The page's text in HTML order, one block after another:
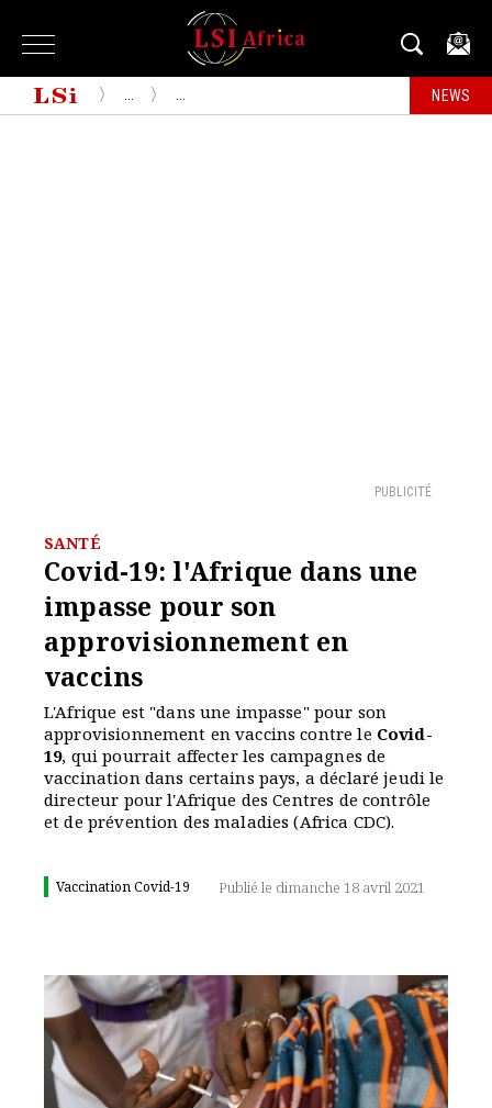
NEWS
PUBLICITÉ
SANTÉ
Covid-19: l'Afrique dans une
impasse pour son
approvisionnement en
vaccins
L'Afrique est "dans une impasse" pour son
approvisionnement en vaccins contre le Covid-
19, qui pourrait affecter les campagnes de
vaccination dans certains pays, a déclaré jeudi le
directeur pour l'Afrique des Centres de contrôle
et de prévention des maladies (Africa CDC).
Vaccination Covid-19 Publié le dimanche 18 avril 2021